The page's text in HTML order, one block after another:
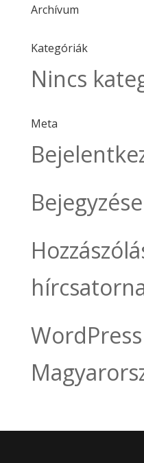
Archívum
Kategóriák
Nincs
Meta
WordPress